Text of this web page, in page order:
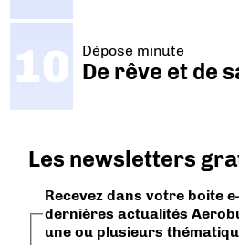
Dépose minute
De rêve et de
Les newsletters
Recevez dans votre boite
dernières actualités
une ou plusieurs